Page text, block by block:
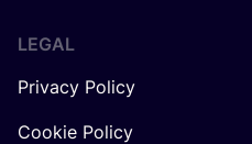
LEGAL
Privacy Policy
Cookie Policy